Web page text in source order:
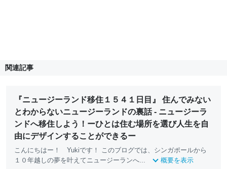
関連記事
『ニュージーランド移住１５４１日目』 住んでみない
とわからないニュージーランドの裏話 - ニュージーラ
ンドへ移住しよう！ーひとは住む場所を選び人生を自
由にデザインすることができるー
こんにちはー！ Yukiです！ このブログでは、シンガポールから
１０年越しの夢を叶えてニュージーランへ...
概要を表示